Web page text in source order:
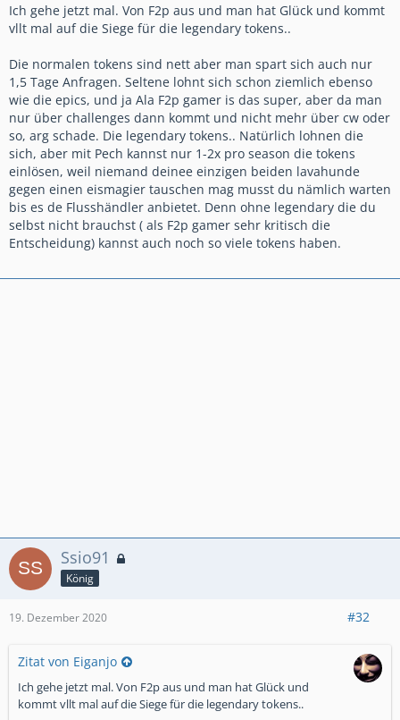
Ich gehe jetzt mal. Von F2p aus und man hat Glück und kommt
vllt mal auf die Siege für die legendary tokens..
Die normalen tokens sind nett aber man spart sich auch nur
1,5 Tage Anfragen. Seltene lohnt sich schon ziemlich ebenso
wie die epics, und ja Ala F2p gamer is das super, aber da man
nur über challenges dann kommt und nicht mehr über cw oder
so, arg schade. Die legendary tokens.. Natürlich lohnen die
sich, aber mit Pech kannst nur 1-2x pro season die tokens
einlösen, weil niemand deinee einzigen beiden lavahunde
gegen einen eismagier tauschen mag musst du nämlich warten
bis es de Flusshändler anbietet. Denn ohne legendary die du
selbst nicht brauchst ( als F2p gamer sehr kritisch die
Entscheidung) kannst auch noch so viele tokens haben.
Ssio91
König
19. Dezember 2020 #32
Zitat von Eiganjo
Ich gehe jetzt mal. Von F2p aus und man hat Glück und
kommt vllt mal auf die Siege für die legendary tokens..